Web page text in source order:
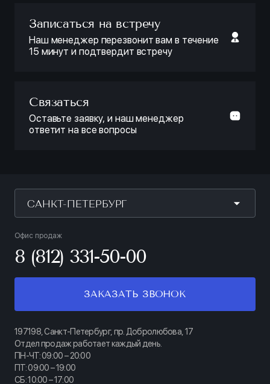
Записаться на встречу
Наш менеджер перезвонит вам в течение
15 минут и подтвердит встречу
Связаться
Оставьте заявку, и наш менеджер
ответит на все вопросы
САНКТ-ПЕТЕРБУРГ
Офис продаж
8 (812) 331-50-00
ЗАКАЗАТЬ ЗВОНОК
197198, Санкт-Петербург, пр. Добролюбова, 17
Отдел продаж работает каждый день.
ПН-ЧТ: 09:00 – 20:00
ПТ: 09:00 – 19:00
СБ: 10:00 – 17:00